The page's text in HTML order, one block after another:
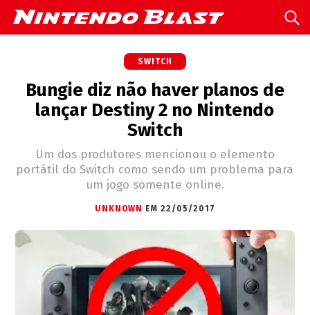
SWITCH
Bungie diz não haver planos de
lançar Destiny 2 no Nintendo
Switch
Um dos produtores mencionou o elemento
portátil do Switch como sendo um problema para
um jogo somente online.
UNKNOWN EM 22/05/2017